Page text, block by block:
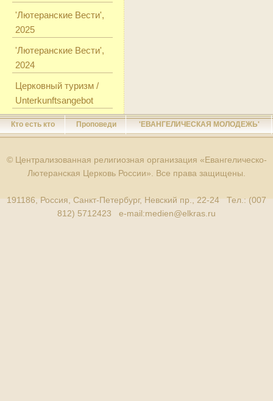
'Лютеранские Вести',
2025
'Лютеранские Вести',
2024
Церковный туризм /
Unterkunftsangebot
Кто есть кто Проповеди 'ЕВАНГЕЛИЧЕСКАЯ МОЛОДЕЖЬ'
© Централизованная религиозная организация «Евангелическо-
Лютеранская Церковь России». Все права защищены.
191186, Россия, Санкт-Петербург, Невский пр., 22-24 Тел.: (007
812) 5712423 e-mail:medien@elkras.ru